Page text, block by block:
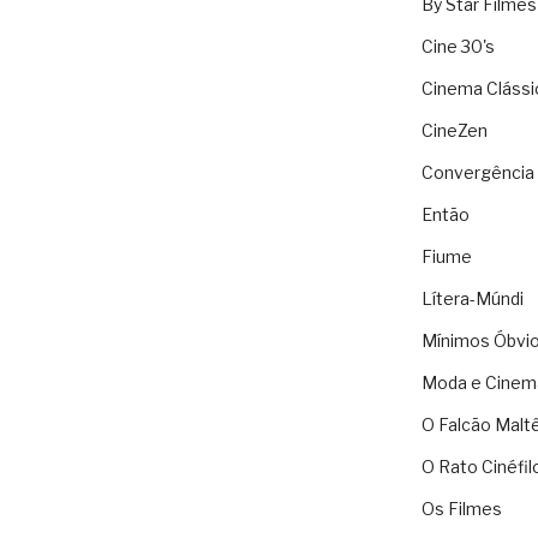
By Star Filmes
Cine 30's
Cinema
CineZen
Convergência
Então
Fiume
Lítera-Múndi
Mínimos
Moda e
O Falcão
O Rato
Os Filmes